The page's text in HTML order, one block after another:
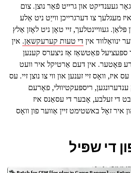
געענדיקט און גרייט פֿאַר נוצן. צום
מעגלעך צו דערגרייכן ווייַט ניט אַלע
געוויינטלעך, זיי טאָן ניט לאָזן אַלץ
ינוואַלווד אין די טעות קערעקשאַן. אין
ספּעציעל פּאַטשאַז אַז ניצערס קענען
פּאָטער. אין דעם אַרטיקל איר וועט
איז, וואָס זיי זענען און ווי צו נוצן זיי. עס
ריספּעקטיוולי, פאָרעם
די זעלבע, אָבער די עסאַנס איז
זאָל באשטימט זיין אַווער פון וואָס
די שפּיל